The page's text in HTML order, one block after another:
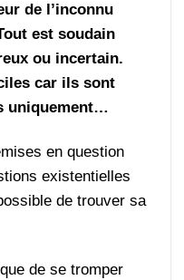
de l’inconnu
est soudain
ou incertain.
car ils sont
uniquement…
en question
existentielles
de trouver sa
de se tromper